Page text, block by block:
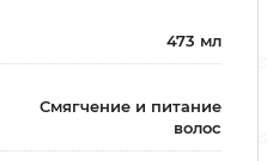
473 мл
Смягчение и питание
волос